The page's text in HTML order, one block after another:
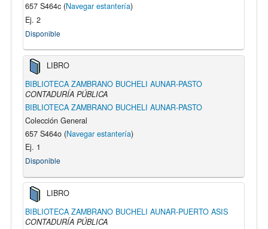
657 S464c (Navegar estantería)
Ej. 2
Disponible
LIBRO
BIBLIOTECA ZAMBRANO BUCHELI AUNAR-PASTO
CONTADURÍA PÚBLICA
BIBLIOTECA ZAMBRANO BUCHELI AUNAR-PASTO
Colección General
657 S464o (Navegar estantería)
Ej. 1
Disponible
LIBRO
BIBLIOTECA ZAMBRANO BUCHELI AUNAR-PUERTO ASIS
CONTADURÍA PÚBLICA